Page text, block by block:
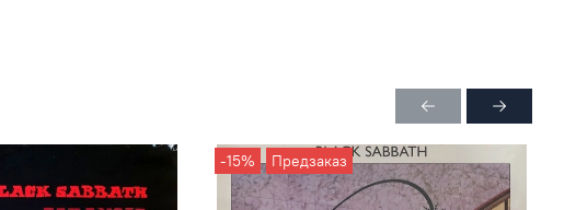
-15% Предзаказ